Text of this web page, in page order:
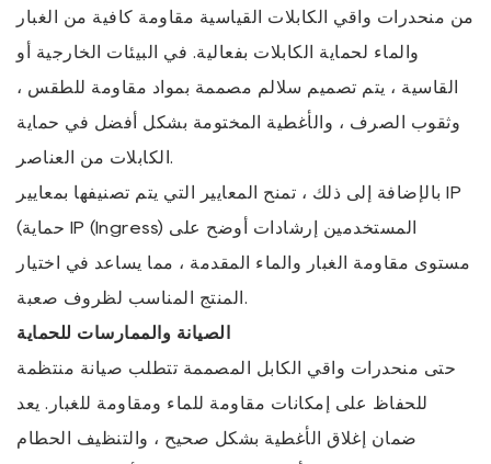
من منحدرات واقي الكابلات القياسية مقاومة كافية من الغبار
والماء لحماية الكابلات بفعالية. في البيئات الخارجية أو
القاسية ، يتم تصميم سلالم مصممة بمواد مقاومة للطقس ،
وثقوب الصرف ، والأغطية المختومة بشكل أفضل في حماية
الكابلات من العناصر.
بالإضافة إلى ذلك ، تمنح المعايير التي يتم تصنيفها بمعايير IP
(حماية IP (Ingress) المستخدمين إرشادات أوضح على
مستوى مقاومة الغبار والماء المقدمة ، مما يساعد في اختيار
المنتج المناسب لظروف صعبة.
الصيانة والممارسات للحماية
حتى منحدرات واقي الكابل المصممة تتطلب صيانة منتظمة
للحفاظ على إمكانات مقاومة للماء ومقاومة للغبار. يعد
ضمان إغلاق الأغطية بشكل صحيح ، والتنظيف الحطام